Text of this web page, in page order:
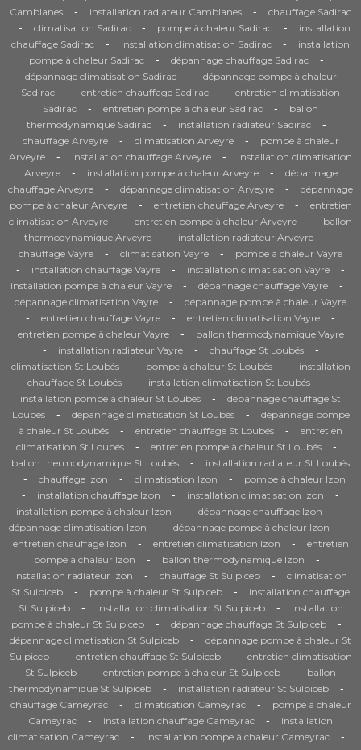
Camblanes
- installation radiateur Camblanes - chauffage Sadirac
- climatisation Sadirac - pompe à chaleur Sadirac -
installation
chauffage Sadirac
- installation climatisation Sadirac -
installation
pompe à chaleur Sadirac
- dépannage chauffage Sadirac -
dépannage climatisation Sadirac -
dépannage pompe à chaleur
Sadirac
- entretien chauffage Sadirac -
entretien climatisation
Sadirac
- entretien pompe à chaleur Sadirac -
ballon
thermodynamique Sadirac
- installation radiateur Sadirac -
chauffage Arveyre - climatisation Arveyre -
pompe à chaleur
Arveyre
- installation chauffage Arveyre -
installation climatisation
Arveyre
- installation pompe à chaleur Arveyre -
dépannage
chauffage Arveyre
- dépannage climatisation Arveyre -
dépannage
pompe à chaleur Arveyre
- entretien chauffage Arveyre -
entretien
climatisation Arveyre
- entretien pompe à chaleur Arveyre -
ballon
thermodynamique Arveyre
- installation radiateur Arveyre -
chauffage Vayre - climatisation Vayre - pompe à chaleur Vayre
- installation chauffage Vayre - installation climatisation Vayre -
installation pompe à chaleur Vayre - dépannage chauffage Vayre -
dépannage climatisation Vayre - dépannage pompe à chaleur Vayre
- entretien chauffage Vayre - entretien climatisation Vayre -
entretien pompe à chaleur Vayre - ballon thermodynamique Vayre
- installation radiateur Vayre - chauffage St Loubés -
climatisation St Loubés - pompe à chaleur St Loubés -
installation
chauffage St Loubés
- installation climatisation St Loubés -
installation pompe à chaleur St Loubés -
dépannage chauffage St
Loubés
- dépannage climatisation St Loubés -
dépannage pompe
à chaleur St Loubés
- entretien chauffage St Loubés -
entretien
climatisation St Loubés
- entretien pompe à chaleur St Loubés -
ballon thermodynamique St Loubés - installation radiateur St Loubés
- chauffage Izon - climatisation Izon - pompe à chaleur Izon
- installation chauffage Izon - installation climatisation Izon -
installation pompe à chaleur Izon - dépannage chauffage Izon -
dépannage climatisation Izon - dépannage pompe à chaleur Izon -
entretien chauffage Izon - entretien climatisation Izon -
entretien
pompe à chaleur Izon
- ballon thermodynamique Izon -
installation radiateur Izon - chauffage St Sulpiceb -
climatisation
St Sulpiceb
- pompe à chaleur St Sulpiceb -
installation chauffage
St Sulpiceb
- installation climatisation St Sulpiceb -
installation
pompe à chaleur St Sulpiceb
- dépannage chauffage St Sulpiceb -
dépannage climatisation St Sulpiceb -
dépannage pompe à chaleur St
Sulpiceb
- entretien chauffage St Sulpiceb -
entretien climatisation
St Sulpiceb
- entretien pompe à chaleur St Sulpiceb -
ballon
thermodynamique St Sulpiceb
- installation radiateur St Sulpiceb -
chauffage Cameyrac - climatisation Cameyrac -
pompe à chaleur
Cameyrac
- installation chauffage Cameyrac -
installation
climatisation Cameyrac
- installation pompe à chaleur Cameyrac -